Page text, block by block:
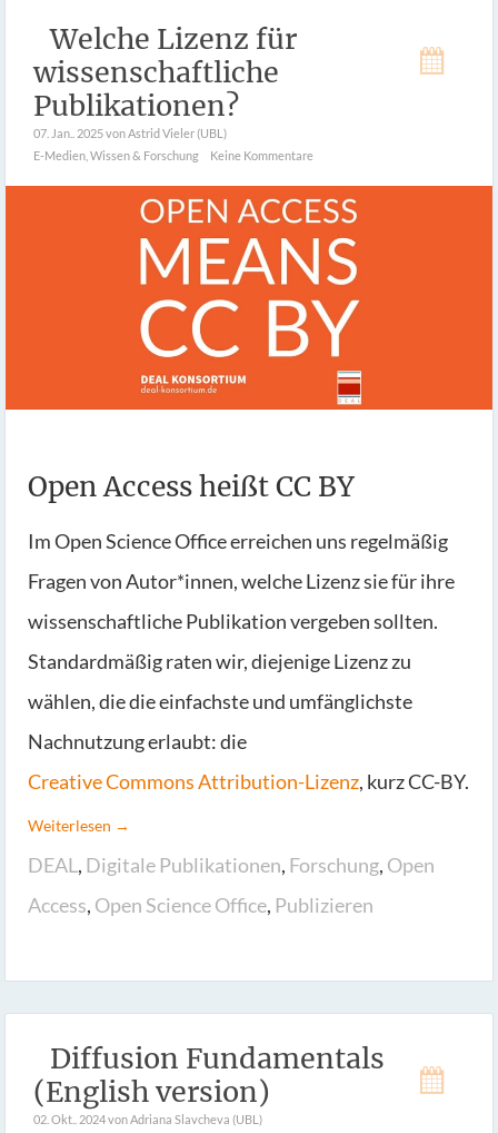
Welche Lizenz für
wissenschaftliche
Publikationen?
07. Jan.. 2025von Astrid Vieler (UBL)
E-Medien Wissen & Forschung Keine Kommentare
Open Access heißt CC BY
Im Open Science Office erreichen uns regelmäßig
Fragen von Autor*innen, welche Lizenz sie für ihre
wissenschaftliche Publikation vergeben sollten.
Standardmäßig raten wir, diejenige Lizenz zu
wählen, die die einfachste und umfänglichste
Nachnutzung erlaubt: die
Creative Commons Attribution-Lizenz, kurz CC-BY.
Weiterlesen →
DEAL, Digitale Publikationen, Forschung, Open
Access, Open Science Office, Publizieren
Diffusion Fundamentals
(English version)
02. Okt.. 2024von Adriana Slavcheva (UBL)